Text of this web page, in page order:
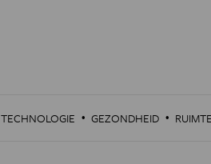
TECHNOLOGIE · GEZONDHEID · RUIMTE